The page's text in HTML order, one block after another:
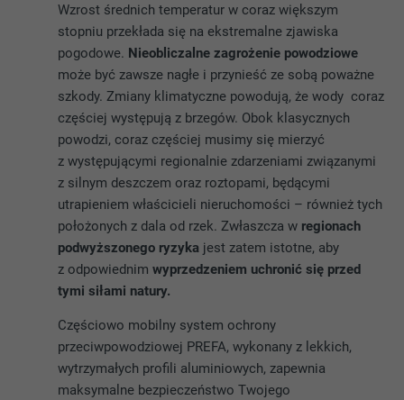
Wzrost średnich temperatur w coraz większym
stopniu przekłada się na ekstremalne zjawiska
pogodowe. Nieobliczalne zagrożenie powodziowe
może być zawsze nagłe i przynieść ze sobą poważne
szkody. Zmiany klimatyczne powodują, że wody coraz
częściej występują z brzegów. Obok klasycznych
powodzi, coraz częściej musimy się mierzyć
z występującymi regionalnie zdarzeniami związanymi
z silnym deszczem oraz roztopami, będącymi
utrapieniem właścicieli nieruchomości – również tych
położonych z dala od rzek. Zwłaszcza w regionach
podwyższonego ryzyka jest zatem istotne, aby
z odpowiednim wyprzedzeniem uchronić się przed
tymi siłami natury.
Częściowo mobilny system ochrony
przeciwpowodziowej PREFA, wykonany z lekkich,
wytrzymałych profili aluminiowych, zapewnia
maksymalne bezpieczeństwo Twojego